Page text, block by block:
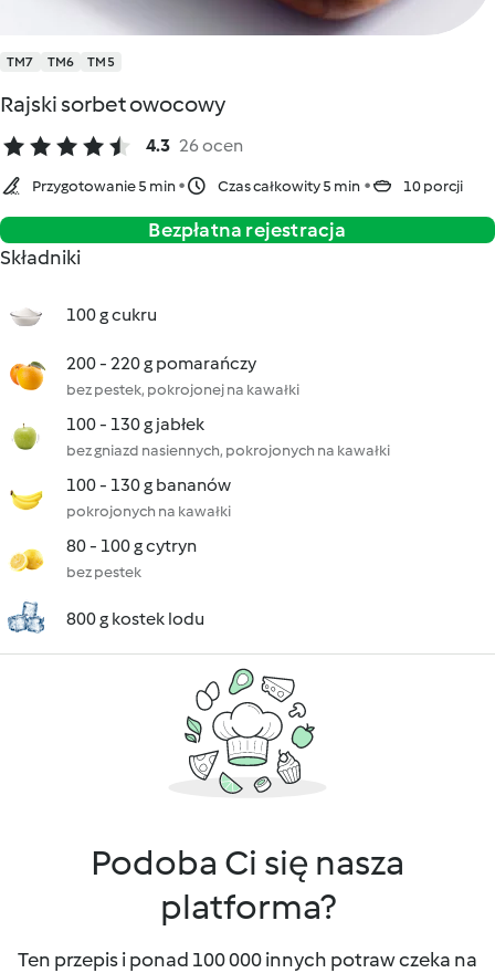
TM7 TM6 TM5
Rajski sorbet owocowy
4.3 26 ocen
Przygotowanie 5 min Czas całkowity 5 min 10 porcji
Bezpłatna rejestracja
Składniki
100 g cukru
200 - 220 g pomarańczy
bez pestek, pokrojonej na kawałki
100 - 130 g jabłek
bez gniazd nasiennych, pokrojonych na kawałki
100 - 130 g bananów
pokrojonych na kawałki
80 - 100 g cytryn
bez pestek
800 g kostek lodu
Podoba Ci się nasza
platforma?
Ten przepis i ponad 100 000 innych potraw czeka na